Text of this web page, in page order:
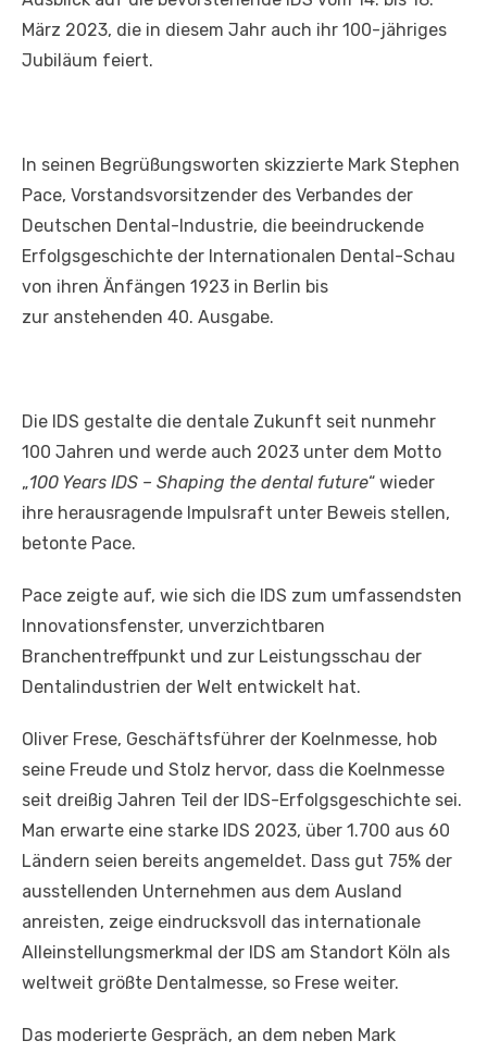
März 2023, die in diesem Jahr auch ihr 100-jähriges
Jubiläum feiert.
In seinen Begrüßungsworten skizzierte Mark Stephen
Pace, Vorstandsvorsitzender des Verbandes der
Deutschen Dental-Industrie, die beeindruckende
Erfolgsgeschichte der Internationalen Dental-Schau
von ihren Änfängen 1923 in Berlin bis
zur anstehenden 40. Ausgabe.
Die IDS gestalte die dentale Zukunft seit nunmehr
100 Jahren und werde auch 2023 unter dem Motto
„100 Years IDS – Shaping the dental future“ wieder
ihre herausragende Impulsraft unter Beweis stellen,
betonte Pace.
Pace zeigte auf, wie sich die IDS zum umfassendsten
Innovationsfenster, unverzichtbaren
Branchentreffpunkt und zur Leistungsschau der
Dentalindustrien der Welt entwickelt hat.
Oliver Frese, Geschäftsführer der Koelnmesse, hob
seine Freude und Stolz hervor, dass die Koelnmesse
seit dreißig Jahren Teil der IDS-Erfolgsgeschichte sei.
Man erwarte eine starke IDS 2023, über 1.700 aus 60
Ländern seien bereits angemeldet. Dass gut 75% der
ausstellenden Unternehmen aus dem Ausland
anreisten, zeige eindrucksvoll das internationale
Alleinstellungsmerkmal der IDS am Standort Köln als
weltweit größte Dentalmesse, so Frese weiter.
Das moderierte Gespräch, an dem neben Mark